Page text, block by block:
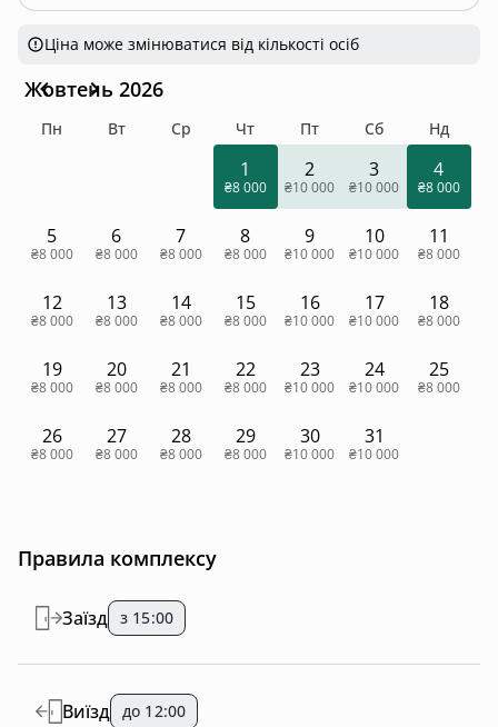
Ціна може змінюватися від кількості осіб
Жовтень 2026
Пн Вт Ср Чт Пт Сб Нд
1
₴8 000
2
₴10 000
3
₴10 000
4
₴8 000
5
₴8 000
6
₴8 000
7
₴8 000
8
₴8 000
9
₴10 000
10
₴10 000
11
₴8 000
12
₴8 000
13
₴8 000
14
₴8 000
15
₴8 000
16
₴10 000
17
₴10 000
18
₴8 000
19
₴8 000
20
₴8 000
21
₴8 000
22
₴8 000
23
₴10 000
24
₴10 000
25
₴8 000
26
₴8 000
27
₴8 000
28
₴8 000
29
₴8 000
30
₴10 000
31
₴10 000
Правила комплексу
Заїзд з 15:00
Виїзд до 12:00